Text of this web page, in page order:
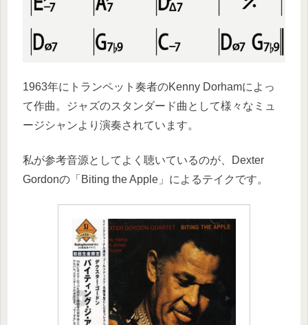
1963年にトランペット奏者のKenny Dorhamによっ
て作曲。ジャズのスタンダード曲として様々なミュ
ージシャンより演奏されています。
私が参考音源としてよく聴いているのが、Dexter
Gordonの「Biting the Apple」によるテイクです。